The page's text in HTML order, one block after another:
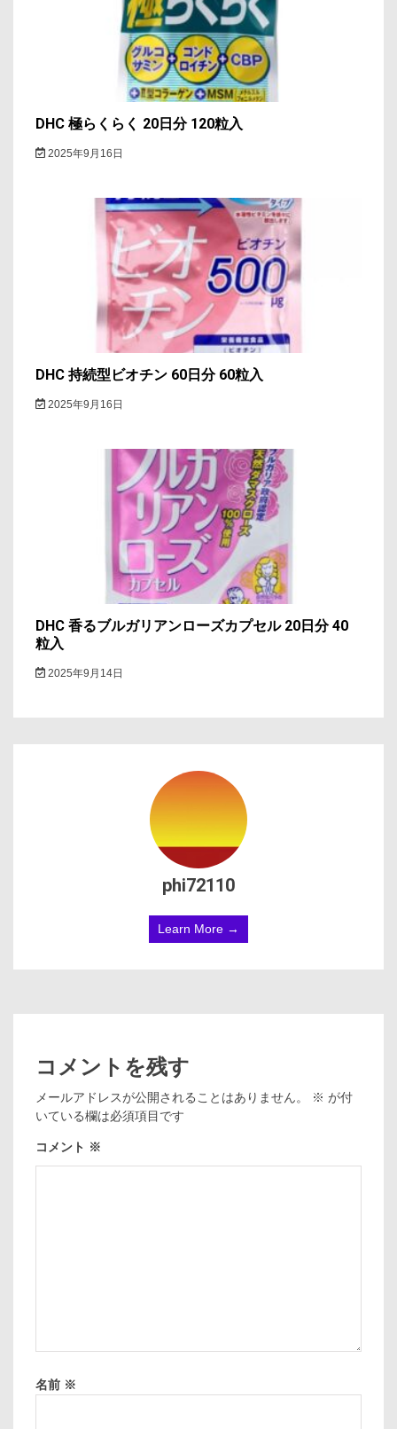
DHC 極らくらく 20日分 120粒入
2025年9月16日
DHC 持続型ビオチン 60日分 60粒入
2025年9月16日
DHC 香るブルガリアンローズカプセル 20日分 40
粒入
2025年9月14日
phi72110
Learn More →
コメントを残す
メールアドレスが公開されることはありません。 ※ が付
いている欄は必須項目です
コメント ※
名前 ※